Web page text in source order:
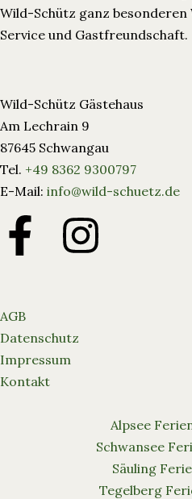
Wild-Schütz ganz
Service und Gastfreundschaft.
Wild-Schütz Gästehaus
Am Lechrain 9
87645 Schwangau
Tel. +49 8362 9300797
E-Mail: info@wild-schuetz.de
AGB
Datenschutz
Impressum
Kontakt
Alpsee
Schwansee
Säuling
Tegelberg